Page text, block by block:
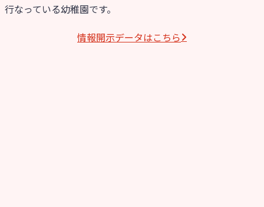
行なっている幼稚園です。
情報開⽰データはこちら